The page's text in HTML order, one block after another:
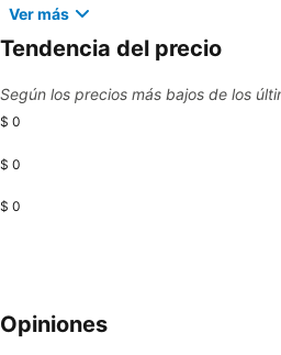
Ver más
Tendencia del precio
Según los precios más bajos de los
$ 0
$ 0
$ 0
Opiniones